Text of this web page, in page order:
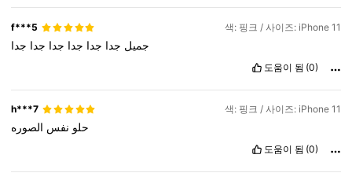
f***5 색: 핑크 / 사이즈: iPhone 11
جميل جدا جدا جدا جدا جدا جدا
도움이 됨 (0)
h***7 색: 핑크 / 사이즈: iPhone 11
حلو نفس الصوره
도움이 됨 (0)